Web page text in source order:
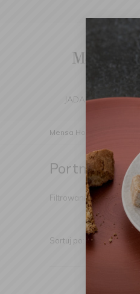
JADALNIA
Mensa Home
Portmeirion
Filtrowanie:
Sortuj po: